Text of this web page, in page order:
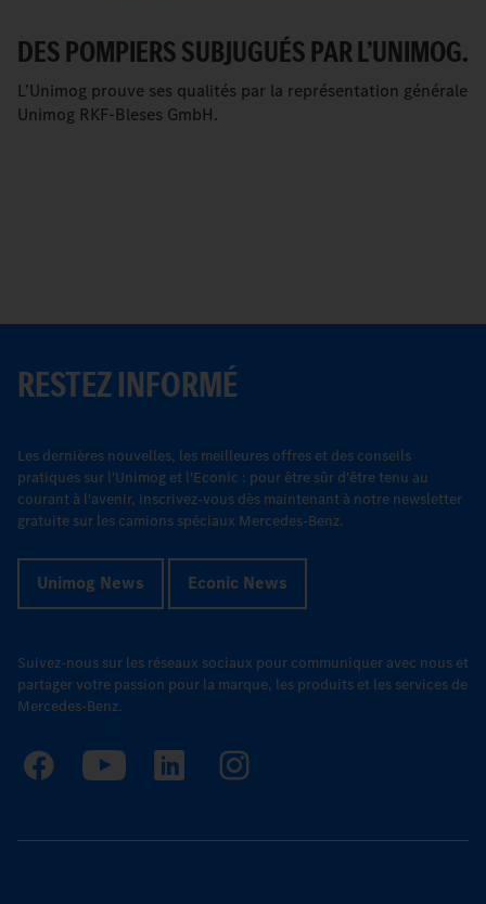
DES POMPIERS SUBJUGUÉS PAR L’UNIMOG.
L’Unimog prouve ses qualités par la représentation générale
Unimog RKF-Bleses GmbH.
RESTEZ INFORMÉ
Les dernières nouvelles, les meilleures offres et des conseils
pratiques sur l'Unimog et l'Econic : pour être sûr d'être tenu au
courant à l'avenir, inscrivez-vous dès maintenant à notre newsletter
gratuite sur les camions spéciaux Mercedes-Benz.
Unimog News Econic News
Suivez-nous sur les réseaux sociaux pour communiquer avec nous et
partager votre passion pour la marque, les produits et les services de
Mercedes-Benz.